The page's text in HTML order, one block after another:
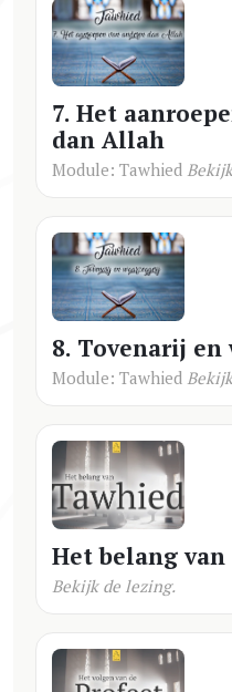
7. Het
dan Allah
Module: Tawhied
8. Tovenarij en
Module: Tawhied
Het belang
Bekijk de lezing.